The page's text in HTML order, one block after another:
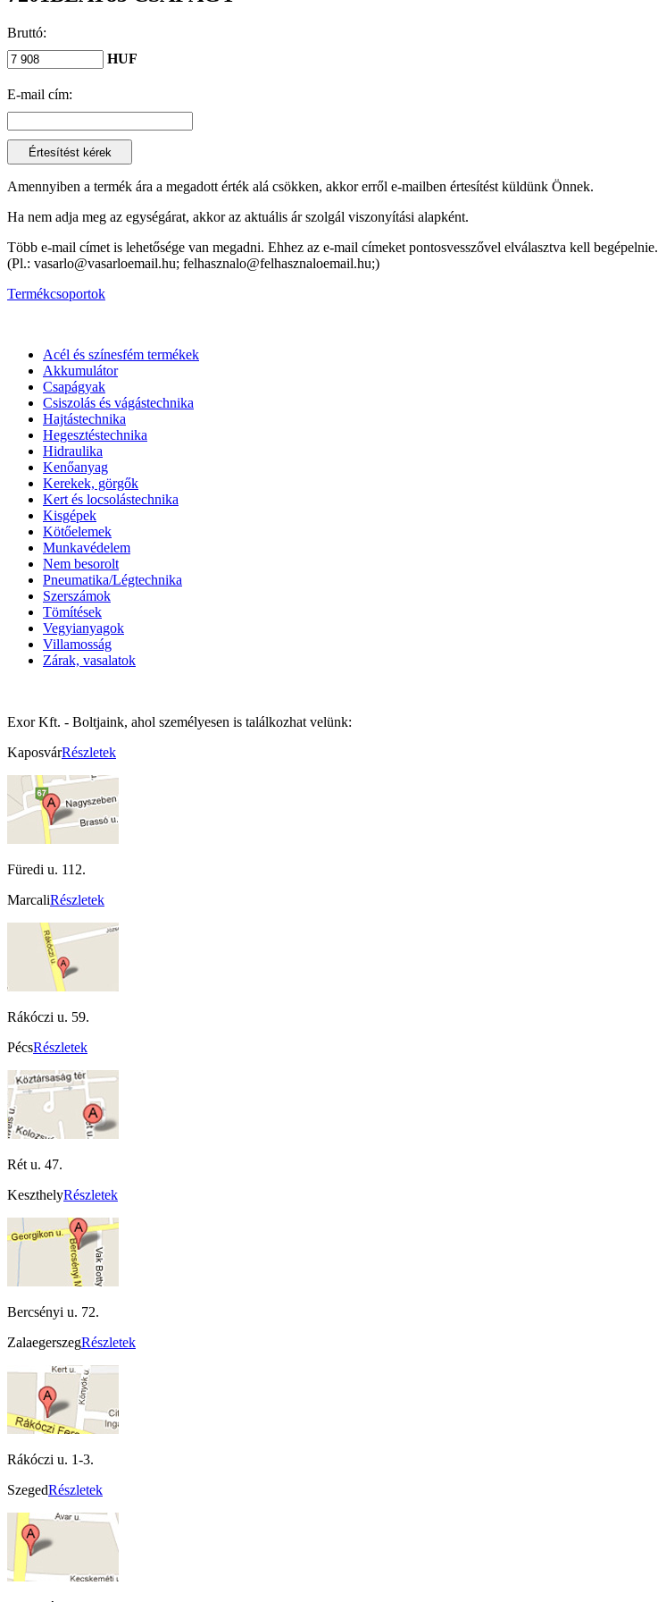
Bruttó:
HUF
E-mail cím:
Amennyiben a termék ára a megadott érték alá csökken, akkor erről e-mailben értesítést küldünk Önnek.
Ha nem adja meg az egységárat, akkor az aktuális ár szolgál viszonyítási alapként.
Több e-mail címet is lehetősége van megadni. Ehhez az e-mail címeket pontosvesszővel elválasztva kell begépelnie.
(Pl.: vasarlo@vasarloemail.hu; felhasznalo@felhasznaloemail.hu;)
Termékcsoportok
Acél és színesfém termékek
Akkumulátor
Csapágyak
Csiszolás és vágástechnika
Hajtástechnika
Hegesztéstechnika
Hidraulika
Kenőanyag
Kerekek, görgők
Kert és locsolástechnika
Kisgépek
Kötőelemek
Munkavédelem
Nem besorolt
Pneumatika/Légtechnika
Szerszámok
Tömítések
Vegyianyagok
Villamosság
Zárak, vasalatok
Exor Kft. - Boltjaink, ahol személyesen is találkozhat velünk:
KaposvárRészletek
Füredi u. 112.
MarcaliRészletek
Rákóczi u. 59.
PécsRészletek
Rét u. 47.
KeszthelyRészletek
Bercsényi u. 72.
ZalaegerszegRészletek
Rákóczi u. 1-3.
SzegedRészletek